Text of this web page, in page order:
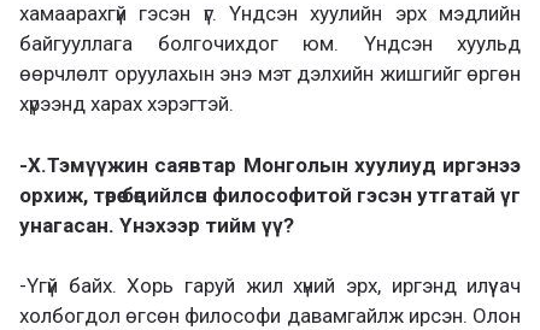
хамаарахгүй гэсэн үг. Үндсэн хуулийн эрх мэдлийн
байгууллага болгочихдог юм. Үндсэн хуульд
өөрчлөлт оруулахын энэ мэт дэлхийн жишгийг өргөн
хүрээнд харах хэрэгтэй.
-Х.Тэмүүжин саявтар Монголын хуулиуд иргэнээ
орхиж, төрөө бөөцийлсөн философитой гэсэн утгатай үг
унагасан. Үнэхээр тийм үү?
-Үгүй байх. Хорь гаруй жил хүний эрх, иргэнд илүү ач
холбогдол өгсөн философи давамгайлж ирсэн. Олон